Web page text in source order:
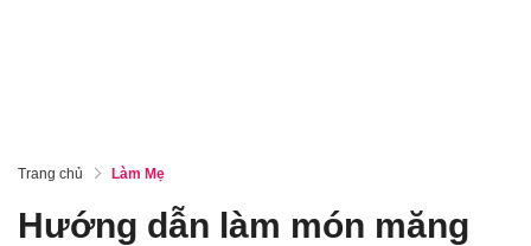
Trang chủ Làm Mẹ
Hướng dẫn làm món măng